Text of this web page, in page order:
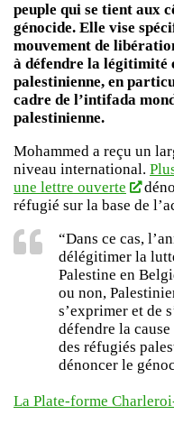
peuple qui se tient aux
génocide. Elle vise
mouvement de
à défendre la légitimité
palestinienne, en
cadre de l’intifada
palestinienne.
Mohammed a reçu un
niveau international.
une lettre ouverte
réfugié sur la base de
“Dans ce cas,
délégitimer la
Palestine en
ou non,
s’exprimer et de
défendre la
des réfugiés
dénoncer le
La Plate-forme